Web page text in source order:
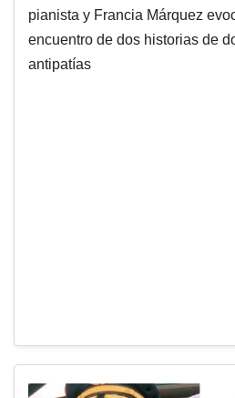
pianista y Francia Márquez
encuentro de dos historias de
antipatías